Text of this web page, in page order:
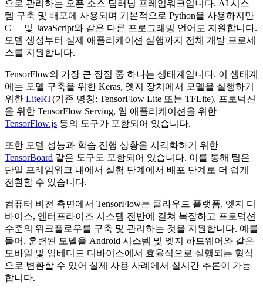
으로 관리하는 오픈 소스 딥러닝 프레임워크입니다. AI 시스
템 구축 및 배포에 사용되며 기본적으로 Python을 사용하지만
C++ 및 JavaScript와 같은 다른 프로그래밍 언어도 지원합니다.
모델 생성부터 실제 애플리케이션 실행까지 전체 개발 프로세
스를 지원합니다.
TensorFlow의 가장 큰 장점 중 하나는 생태계입니다. 이 생태계
에는 모델 구축을 위한 Keras, 엣지 장치에서 모델을 실행하기
위한 LiteRT(기존 명칭: TensorFlow Lite 또는 TFLite), 프로덕션
을 위한 TensorFlow Serving, 웹 애플리케이션을 위한
TensorFlow.js 등의 도구가 포함되어 있습니다.
또한 모델 성능과 학습 진행 상황을 시각화하기 위한
TensorBoard 같은 도구도 포함되어 있습니다. 이를 통해 팀은
단일 프레임워크 내에서 실험 단계에서 배포 단계로 더 쉽게
전환할 수 있습니다.
컴퓨터 비전 측면에서 TensorFlow는 클라우드 플랫폼, 엣지 디
바이스, 엔터프라이즈 시스템 전반에 걸쳐 복잡하고 프로덕션
수준의 워크플로우를 구축 및 관리하는 것을 지원합니다. 예를
들어, 훈련된 모델을 Android 시스템 및 엣지 하드웨어와 같은
모바일 및 임베디드 디바이스에서 효율적으로 실행되는 형식
으로 변환할 수 있어 실제 사용 사례에서 실시간 추론이 가능
합니다.